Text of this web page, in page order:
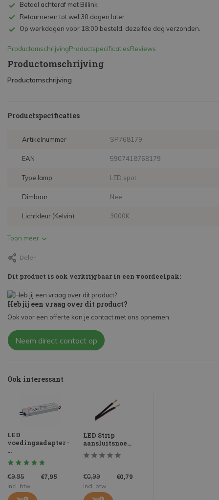
Betaal achteraf met Billink
Retourneren tot wel 30 dagen later
Op werkdagen voor 18:00 besteld, dezelfde dag verzonden.
ProductomschrijvingProductspecificatiesReviews
Productomschrijving
Productomschrijving
Productspecificaties
Artikelnummer SP768179
EAN 5907418768179
Type lamp LED spot
Dimbaar Nee
Lichtkleur (Kelvin) 3000K
Toon meer
Delen
Dit product is ook verkrijgbaar in een voordeelpak:
Heb jij een vraag over dit product?
Ook voor een offerte kan je contact met ons opnemen.
Neem direct contact op
Ook interessant
LED
voedingsadapter -
...
€9,95 €7,95
Incl. btw
LED Strip
aansluitsnoe...
€0,99 €0,79
Incl. btw